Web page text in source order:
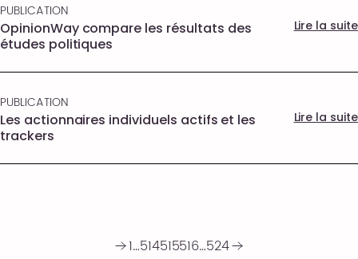
PUBLICATION
OpinionWay compare les résultats des
études politiques
Lire la suite
PUBLICATION
Les actionnaires individuels actifs et les
trackers
Lire la suite
1…514515516…524